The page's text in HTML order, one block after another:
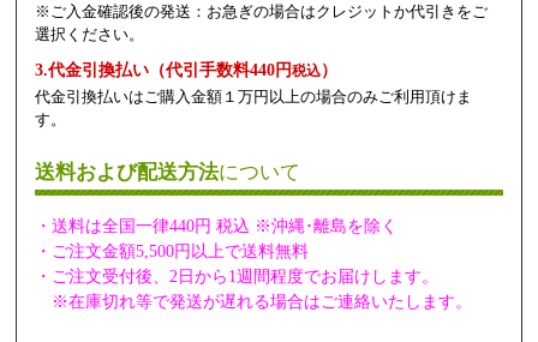
※ご入金確認後の発送：お急ぎの場合はクレジットか代引きをご
選択ください。
3.代金引換払い（代引手数料440円税込）
代金引換払いはご購入金額１万円以上の場合のみご利用頂けま
す。
送料および配送方法について
・送料は全国一律440円 税込 ※沖縄･離島を除く
・ご注文金額5,500円以上で送料無料
・ご注文受付後、2日から1週間程度でお届けします。
※在庫切れ等で発送が遅れる場合はご連絡いたします。